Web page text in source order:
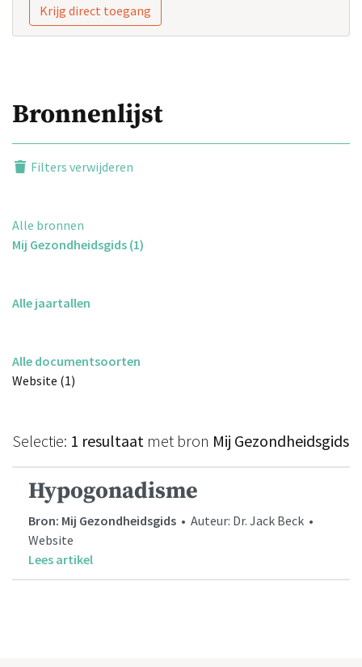
Krijg direct toegang
Bronnenlijst
Filters verwijderen
Alle bronnen
Mij Gezondheidsgids (1)
Alle jaartallen
Alle documentsoorten
Website (1)
Selectie: 1 resultaat met bron Mij Gezondheidsgids
Hypogonadisme
Bron: Mij Gezondheidsgids • Auteur: Dr. Jack Beck •
Website
Lees artikel